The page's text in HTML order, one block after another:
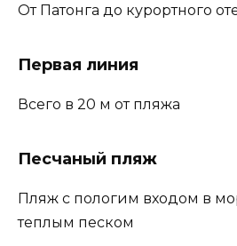
От Патонга до курортного
Первая линия
Всего в 20 м от пляжа
Песчаный пляж
Пляж с пологим входом в
теплым песком